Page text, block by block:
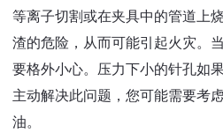
等离子切割或在夹具中的管道上
渣的危险，从而可能引起火灾。
要格外小心。压力下小的针孔如
主动解决此问题，您可能需要考
油。